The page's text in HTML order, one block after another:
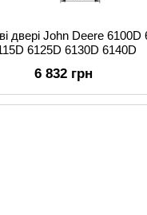
двері John Deere 6100D
6125D 6130D 6140D
6 832 грн